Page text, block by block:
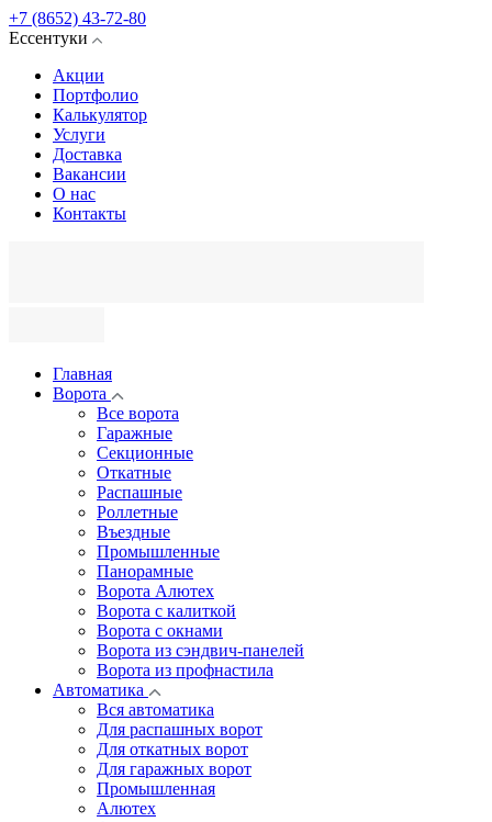
+7 (8652) 43-72-80
Ессентуки
Акции
Портфолио
Калькулятор
Услуги
Доставка
Вакансии
О нас
Контакты
Главная
Ворота
Все ворота
Гаражные
Секционные
Откатные
Распашные
Роллетные
Въездные
Промышленные
Панорамные
Ворота Алютех
Ворота с калиткой
Ворота c окнами
Ворота из сэндвич-панелей
Ворота из профнастила
Автоматика
Вся автоматика
Для распашных ворот
Для откатных ворот
Для гаражных ворот
Промышленная
Алютех